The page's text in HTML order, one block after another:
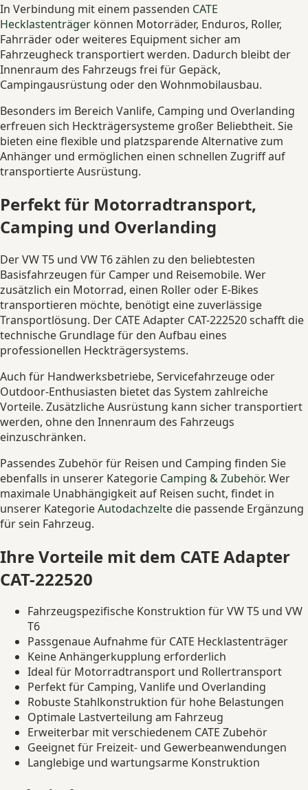
In Verbindung mit einem passenden CATE
Hecklastenträger können Motorräder, Enduros, Roller,
Fahrräder oder weiteres Equipment sicher am
Fahrzeugheck transportiert werden. Dadurch bleibt der
Innenraum des Fahrzeugs frei für Gepäck,
Campingausrüstung oder den Wohnmobilausbau.
Besonders im Bereich Vanlife, Camping und Overlanding
erfreuen sich Heckträgersysteme großer Beliebtheit. Sie
bieten eine flexible und platzsparende Alternative zum
Anhänger und ermöglichen einen schnellen Zugriff auf
transportierte Ausrüstung.
Perfekt für Motorradtransport,
Camping und Overlanding
Der VW T5 und VW T6 zählen zu den beliebtesten
Basisfahrzeugen für Camper und Reisemobile. Wer
zusätzlich ein Motorrad, einen Roller oder E-Bikes
transportieren möchte, benötigt eine zuverlässige
Transportlösung. Der CATE Adapter CAT-222520 schafft die
technische Grundlage für den Aufbau eines
professionellen Heckträgersystems.
Auch für Handwerksbetriebe, Servicefahrzeuge oder
Outdoor-Enthusiasten bietet das System zahlreiche
Vorteile. Zusätzliche Ausrüstung kann sicher transportiert
werden, ohne den Innenraum des Fahrzeugs
einzuschränken.
Passendes Zubehör für Reisen und Camping finden Sie
ebenfalls in unserer Kategorie Camping & Zubehör. Wer
maximale Unabhängigkeit auf Reisen sucht, findet in
unserer KategorieAutodachzelte die passende Ergänzung
für sein Fahrzeug.
Ihre Vorteile mit dem CATE Adapter
CAT-222520
Fahrzeugspezifische Konstruktion für VW T5 und VW
T6
Passgenaue Aufnahme für CATE Hecklastenträger
Keine Anhängerkupplung erforderlich
Ideal für Motorradtransport und Rollertransport
Perfekt für Camping, Vanlife und Overlanding
Robuste Stahlkonstruktion für hohe Belastungen
Optimale Lastverteilung am Fahrzeug
Erweiterbar mit verschiedenem CATE Zubehör
Geeignet für Freizeit- und Gewerbeanwendungen
Langlebige und wartungsarme Konstruktion